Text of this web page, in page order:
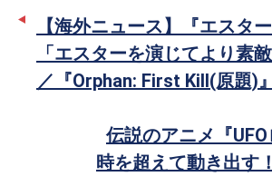
ー
【海外ニュース】『エスタ
「エスターを演じてより素
／『Orphan: First Kill(原題)』
伝説のアニメ『
時を超えて動き出す